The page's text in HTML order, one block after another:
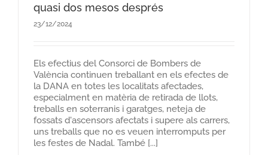
quasi dos mesos després
23/12/2024
Els efectius del Consorci de Bombers de
València continuen treballant en els efectes de
la DANA en totes les localitats afectades,
especialment en matèria de retirada de llots,
treballs en soterranis i garatges, neteja de
fossats d'ascensors afectats i supere als carrers,
uns treballs que no es veuen interromputs per
les festes de Nadal. També [...]